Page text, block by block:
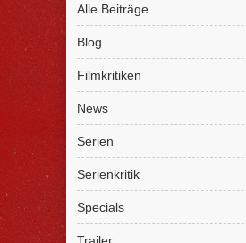
Alle Beiträge
Blog
Filmkritiken
News
Serien
Serienkritik
Specials